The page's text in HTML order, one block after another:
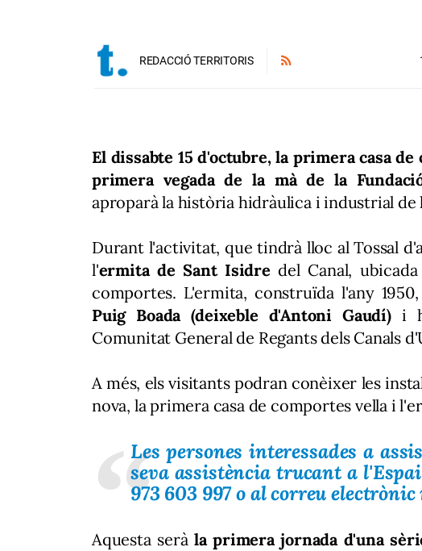
REDACCIÓ TERRITORIS
El dissabte 15 d'octubre, la primera casa
primera vegada de la mà de la
aproparà la història hidràulica i industrial de
Durant l'activitat, que tindrà lloc al Tossal
l'ermita de Sant Isidredel Canal,
comportes. L'ermita, construïda l'any
Puig Boada (deixeble d'Antoni Gaudí) i
Comunitat General de Regants dels Canals
A més, els visitants podran conèixer les
nova, la primera casa de comportes vella i
Les persones interessades a
seva assistència trucant a
973 603 997 o al correu electrònic
Aquesta serà la primera jornada d'una